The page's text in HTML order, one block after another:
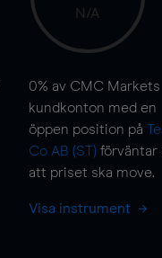
N/A
0% av CMC Markets
kundkonton med en
öppen position på
Co AB (ST) förväntar
att priset ska move.
Visa instrument